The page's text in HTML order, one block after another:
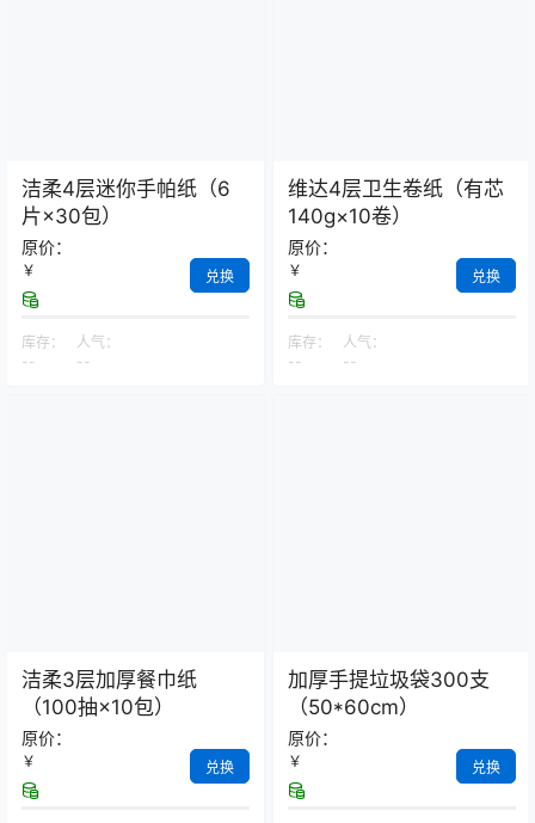
洁柔4层迷你手帕纸（6
片×30包）
原价：
￥ 兑换
库存：
--
人气：
--
维达4层卫生卷纸（有芯
140g×10卷）
原价：
￥ 兑换
库存：
--
人气：
--
洁柔3层加厚餐巾纸
（100抽×10包）
原价：
￥ 兑换
加厚手提垃圾袋300支
（50*60cm）
原价：
￥ 兑换